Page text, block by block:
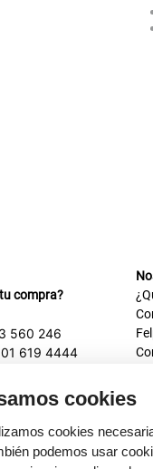
cookies
cookies
podemos usar
compra?
560 246
619 4444